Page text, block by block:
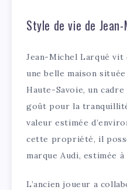
Style de vie de
Jean-Michel Larqué vit
une belle maison
Haute-Savoie, un
goût pour la
valeur estimée
cette propriété, il
marque Audi, estimée
L’ancien joueur a